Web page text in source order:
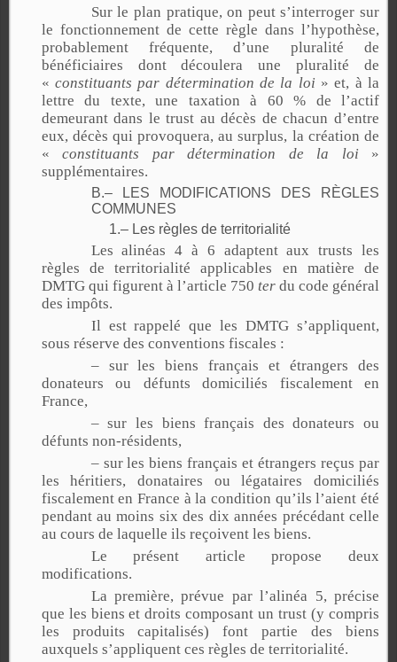
Sur le plan pratique, on peut s’interroger sur
le fonctionnement de cette règle dans l’hypothèse,
probablement fréquente, d’une pluralité de
bénéficiaires dont découlera une pluralité de
« constituants par détermination de la loi » et, à la
lettre du texte, une taxation à 60 % de l’actif
demeurant dans le trust au décès de chacun d’entre
eux, décès qui provoquera, au surplus, la création de
«constituants par détermination de la loi »
supplémentaires.
B.– LES MODIFICATIONS DES RÈGLES
COMMUNES
1.– Les règles de territorialité
Les alinéas 4 à 6 adaptent aux trusts les
règles de territorialité applicables en matière de
DMTG qui figurent à l’article 750 ter du code général
des impôts.
Il est rappelé que les DMTG s’appliquent,
sous réserve des conventions fiscales :
– sur les biens français et étrangers des
donateurs ou défunts domiciliés fiscalement en
France,
– sur les biens français des donateurs ou
défunts non-résidents,
– sur les biens français et étrangers reçus par
les héritiers, donataires ou légataires domiciliés
fiscalement en France à la condition qu’ils l’aient été
pendant au moins six des dix années précédant celle
au cours de laquelle ils reçoivent les biens.
Le présent article propose deux
modifications.
La première, prévue par l’alinéa 5, précise
que les biens et droits composant un trust (y compris
les produits capitalisés) font partie des biens
auxquels s’appliquent ces règles de territorialité.